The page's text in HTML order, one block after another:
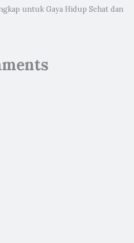
untuk Gaya Hidup Sehat dan